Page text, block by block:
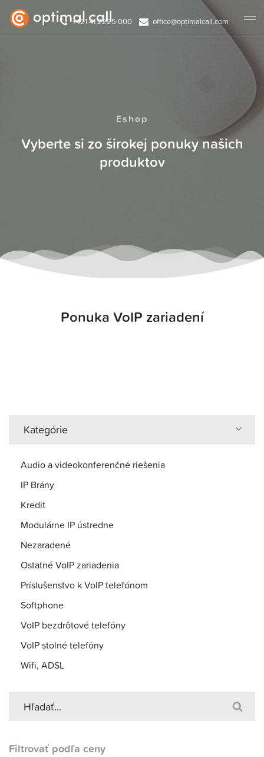
+421 41 2225 000 office@optimalcall.com
Eshop
Vyberte si zo širokej ponuky našich
produktov
Ponuka VoIP zariadení
Kategórie
Audio a videokonferenčné riešenia
IP Brány
Kredit
Modulárne IP ústredne
Nezaradené
Ostatné VoIP zariadenia
Príslušenstvo k VoIP telefónom
Softphone
VoIP bezdrôtové telefóny
VoIP stolné telefóny
Wifi, ADSL
Filtrovať podľa ceny